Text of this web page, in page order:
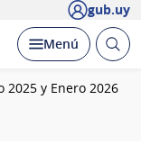
gub.uy
Desplegar
Menú Abrir
2025 y Enero 2026